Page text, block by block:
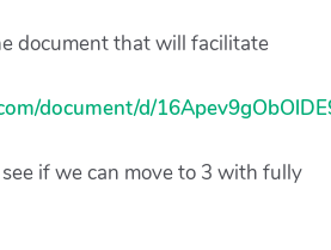
document that will facilitate
document/d/
if we can move to 3 with fully